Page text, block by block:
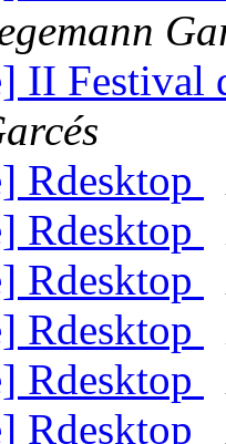
II Festival
Rdesktop
Rdesktop
Rdesktop
Rdesktop
Rdesktop
Rdesktop